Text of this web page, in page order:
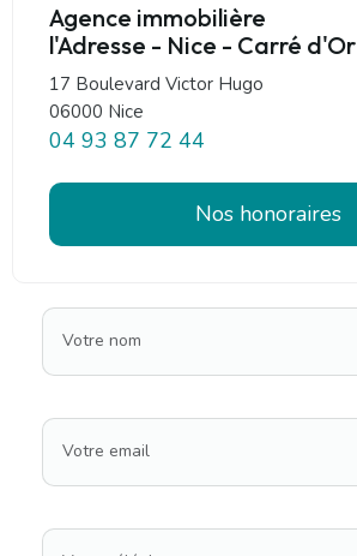
Agence immobilière
l'Adresse - Nice - Carré d'Or
17 Boulevard Victor Hugo
06000 Nice
04 93 87 72 44
Nos honoraires
Votre nom
Votre email